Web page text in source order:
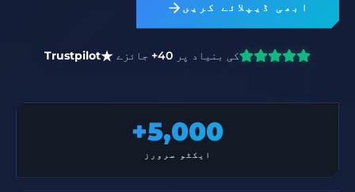
ابھی ڈیپلائے کریں
کی بنیاد پر 40+ جائزے Trustpilot
5,000+
ایکٹو سرورز